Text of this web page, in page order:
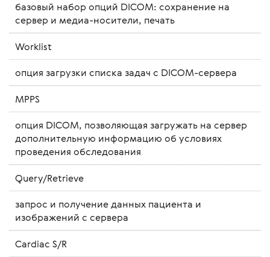
базовый набор опций DICOM: сохранение на
сервер и медиа-носители, печать
Worklist
опция загрузки списка задач с DICOM-сервера
MPPS
опция DICOM, позволяющая загружать на сервер
дополнительную информацию об условиях
проведения обследования
Query/Retrieve
запрос и получение данных пациента и
изображений с сервера
Cardiac S/R